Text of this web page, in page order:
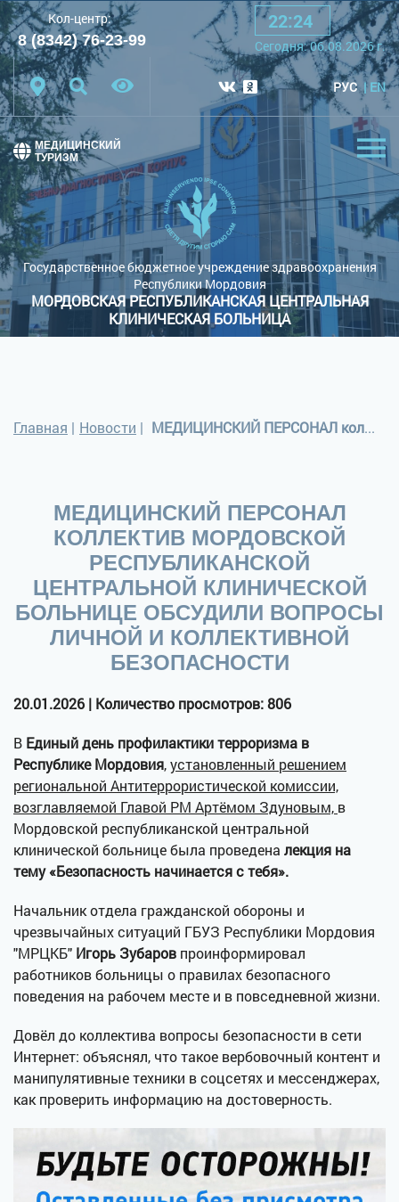
Шрифт: A A A
Цветовая схема: Черная схема
Обычный сайт
Кол-центр:
8 (8342) 76-23-99
22:24
Cегодня:06.08.2026г.
РУС EN
Государственное бюджетное учреждение здравоохранения
Республики Мордовия
МОРДОВСКАЯ РЕСПУБЛИКАНСКАЯ ЦЕНТРАЛЬНАЯ
КЛИНИЧЕСКАЯ БОЛЬНИЦА
МЕДИЦИНСКИЙ
ТУРИЗМ
Главная | Новости | МЕДИЦИНСКИЙ ПЕРСОНАЛ коллектив МОРДОВСКОЙ РЕСПУБЛИКАНСКОЙ ЦЕНТРАЛЬНОЙ КЛИНИЧЕСКОЙ БОЛЬНИЦЕ ОБСУДИЛИ ВОПРОСЫ ЛИЧНОЙ И КОЛЛЕКТИВНОЙ БЕЗОПАСНОСТИ
МЕДИЦИНСКИЙ ПЕРСОНАЛ
КОЛЛЕКТИВ МОРДОВСКОЙ
РЕСПУБЛИКАНСКОЙ
ЦЕНТРАЛЬНОЙ КЛИНИЧЕСКОЙ
БОЛЬНИЦЕ ОБСУДИЛИ ВОПРОСЫ
ЛИЧНОЙ И КОЛЛЕКТИВНОЙ
БЕЗОПАСНОСТИ
20.01.2026 | Количество просмотров: 806
В Единый день профилактики терроризма в
Республике Мордовия,установленный решением
региональной Антитеррористической комиссии,
возглавляемой Главой РМ Артёмом Здуновым, в
Мордовской республиканской центральной
клинической больнице была проведена лекция на
тему «Безопасность начинается с тебя».
Начальник отдела гражданской обороны и
чрезвычайных ситуаций ГБУЗ Республики Мордовия
"МРЦКБ" Игорь Зубаров проинформировал
работников больницы о правилах безопасного
поведения на рабочем месте и в повседневной жизни.
Довёл до коллектива вопросы безопасности в сети
Интернет: объяснял, что такое вербовочный контент и
манипулятивные техники в соцсетях и мессенджерах,
как проверить информацию на достоверность.